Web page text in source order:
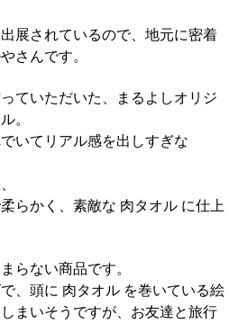
展されているので、地元に密着
さんです。
ていただいた、まるよしオリジ
。
いてリアル感を出しすぎな
らかく、素敵な 肉タオル に仕上
らない商品です。
、頭に 肉タオル を巻いている絵
まいそうですが、お友達と旅行